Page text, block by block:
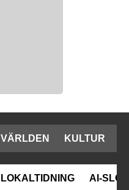
VÄRLDEN KULTUR
LOKALTIDNING AI-SLOP